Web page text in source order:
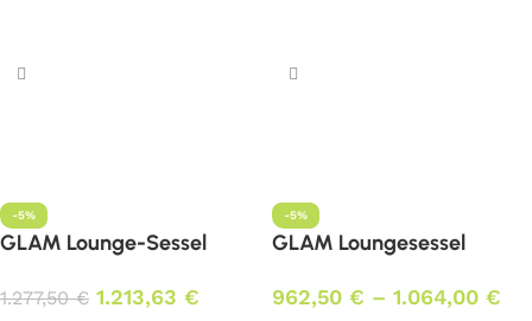
-5%
GLAM Lounge-Sessel
1.277,50€ 1.213,63 €
-5%
GLAM Loungesessel
962,50 € – 1.064,00 €